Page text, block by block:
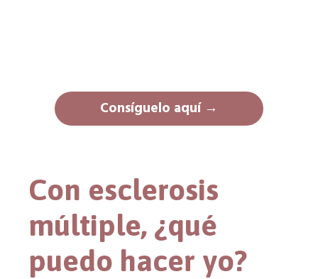
Consíguelo aquí →
Con esclerosis
múltiple, ¿qué
puedo hacer yo?